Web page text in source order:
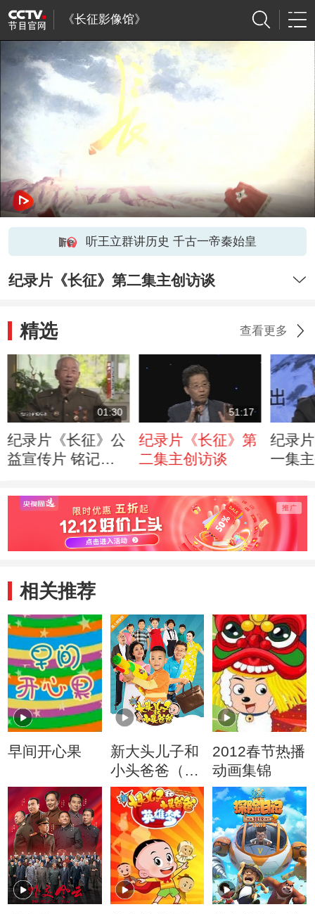
《长征影像馆》
听王立群讲历史 千古一帝秦始皇
纪录片《长征》第二集主创访谈
精选 查看更多
01:30
纪录片《长征》公
益宣传片 铭记红
伟大长征精神
51:17
纪录片《长征》第
二集主创访谈
纪录
一集
相关推荐
早间开心果
新大头儿子和
小头爸爸（动
画真人情景
剧）
2012春节热播
动画集锦